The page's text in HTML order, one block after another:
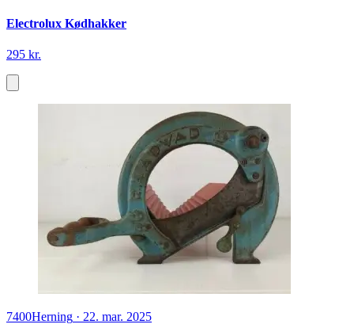
Electrolux Kødhakker
295 kr.
7400Herning · 22. mar. 2025